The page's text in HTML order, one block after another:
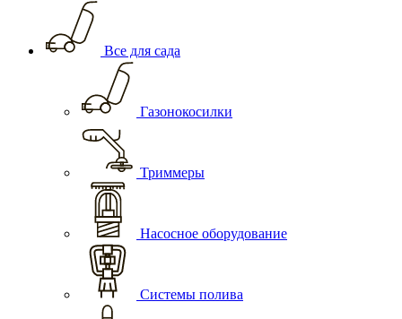
Все для сада
Газонокосилки
Триммеры
Насосное оборудование
Системы полива